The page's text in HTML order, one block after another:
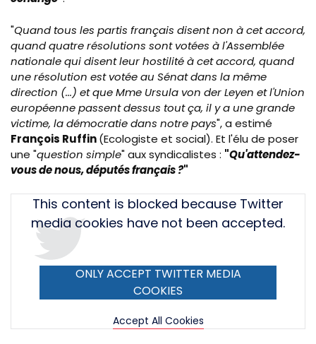
"Quand tous les partis français disent non à cet accord,
quand quatre résolutions sont votées à l'Assemblée
nationale qui disent leur hostilité à cet accord, quand
une résolution est votée au Sénat dans la même
direction (...) et que Mme Ursula von der Leyen et l'Union
européenne passent dessus tout ça, il y a une grande
victime, la démocratie dans notre pays", a estimé
François Ruffin(Ecologiste et social). Et l'élu de poser
une "question simple" aux syndicalistes : "Qu'attendez-
vous de nous, députés français ?"
TweetThis content is blocked because Twitter
media cookies have not been accepted.
ONLY ACCEPT TWITTER MEDIA
COOKIES
Accept All Cookies